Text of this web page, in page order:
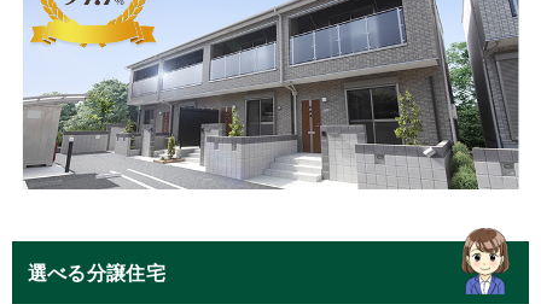
選べる分譲住宅